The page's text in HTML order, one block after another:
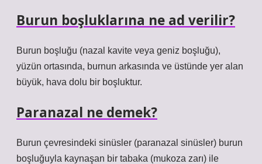
Burun boşluklarına ne ad verilir?
Burun boşluğu (nazal kavite veya geniz boşluğu),
yüzün ortasında, burnun arkasında ve üstünde yer alan
büyük, hava dolu bir boşluktur.
Paranazal ne demek?
Burun çevresindeki sinüsler (paranazal sinüsler) burun
boşluğuyla kaynaşan bir tabaka (mukoza zarı) ile